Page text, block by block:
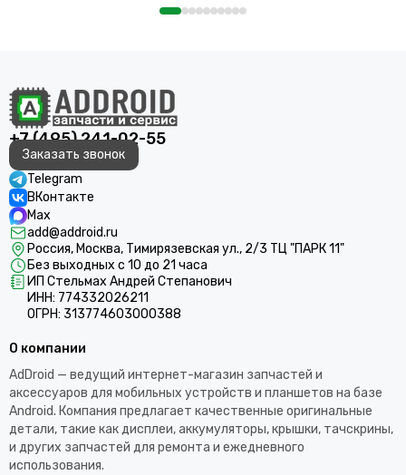
+7 (495) 241-02-55
Заказать звонок
Telegram
ВКонтакте
Max
add@addroid.ru
Россия, Москва, Тимирязевская ул., 2/3 ТЦ "ПАРК 11"
Без выходных с 10 до 21 часа
ИП Стельмах Андрей Степанович
ИНН: 774332026211
ОГРН: 313774603000388
О компании
AdDroid — ведущий интернет-магазин запчастей и
аксессуаров для мобильных устройств и планшетов на базе
Android. Компания предлагает качественные оригинальные
детали, такие как дисплеи, аккумуляторы, крышки, тачскрины,
и других запчастей для ремонта и ежедневного
использования.​